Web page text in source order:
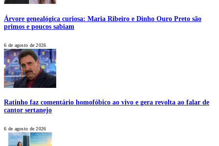
Árvore genealógica curiosa: Maria Ribeiro e Dinho Ouro Preto são
primos e poucos sabiam
6 de agosto de 2026
Ratinho faz comentário homofóbico ao vivo e gera revolta ao falar de
cantor sertanejo
6 de agosto de 2026